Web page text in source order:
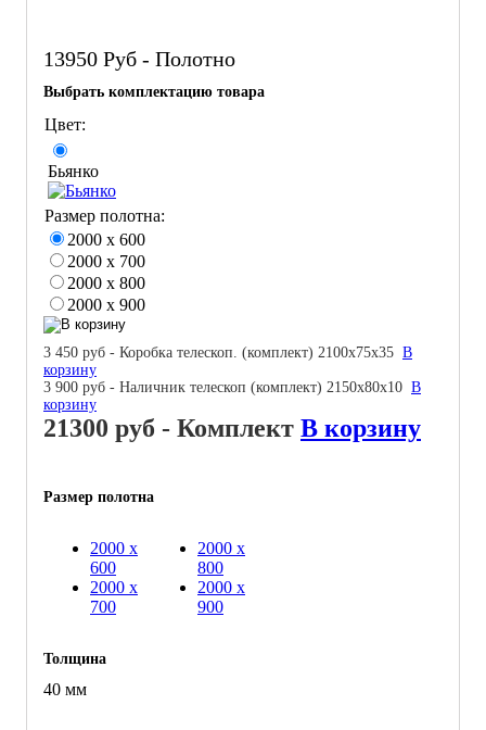
13950 Руб - Полотно
Выбрать комплектацию товара
Цвет:
Бьянко
Размер полотна:
2000 х 600
2000 х 700
2000 х 800
2000 х 900
3 450 руб - Коробка телескоп. (комплект) 2100х75х35 В
корзину
3 900 руб - Наличник телескоп (комплект) 2150х80х10 В
корзину
21300 руб - Комплект В корзину
Размер полотна
2000 х
600
2000 х
700
2000 х
800
2000 х
900
Толщина
40 мм